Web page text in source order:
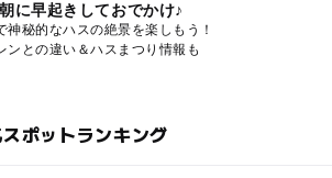
に早起きしておでかけ♪
神秘的なハスの絶景を楽しもう！
ンとの違い＆ハスまつり情報も
ポットランキング